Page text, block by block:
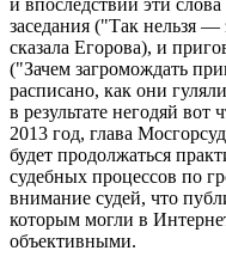
и впоследствии эти
заседания ("Так нельзя
сказала Егорова), и
("Зачем загромождать
расписано, как они
в результате негодяй
2013 год, глава
будет продолжаться
судебных процессов по
внимание судей, что
которым могли в
объективными.